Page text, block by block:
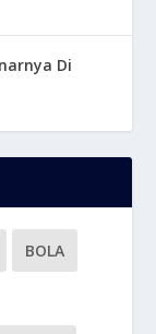
Di
BOLA